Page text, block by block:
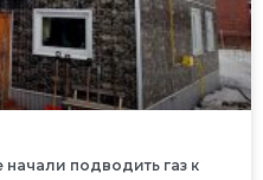
подводить газ к